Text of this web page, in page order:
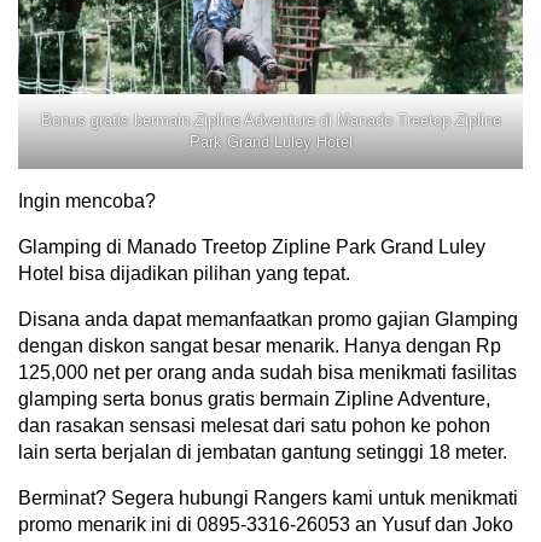
Bonus gratis bermain Zipline Adventure di Manado Treetop Zipline
Park Grand Luley Hotel
Ingin mencoba?
Glamping di Manado Treetop Zipline Park Grand Luley
Hotel bisa dijadikan pilihan yang tepat.
Disana anda dapat memanfaatkan promo gajian Glamping
dengan diskon sangat besar menarik. Hanya dengan Rp
125,000 net per orang anda sudah bisa menikmati fasilitas
glamping serta bonus gratis bermain Zipline Adventure,
dan rasakan sensasi melesat dari satu pohon ke pohon
lain serta berjalan di jembatan gantung setinggi 18 meter.
Berminat? Segera hubungi Rangers kami untuk menikmati
promo menarik ini di 0895-3316-26053 an Yusuf dan Joko